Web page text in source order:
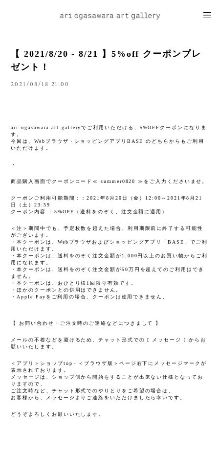
【 2021/8/20 - 8/21 】5%off クーポンプレ
ゼント！
2021/08/18 21:00
ari ogasawara art galleryでご利用いただける、5%OFFクーポンになりま
す。
今回は、Webブラウザ・ショッピングアプリBASE のどちらからもご利用
いただけます。
・
商品購入画面でクーポンコード≪ summer0820 ≫をご入力くださいませ。
クーポンご利用可能期間：：2021年8月20日（金）12:00～2021年8月21
日（土）23:59
クーポン内容 ：5%OFF（送料をのぞく、注文金額に適用）
＜注＞期間中でも、予定枚数を超えた場合、利用期限前に終了する可能性
がございます。
・本クーポンは、Webブラウザおよびショッピングアプリ「BASE」でご利
用いただけます。
・本クーポンは、送料をのぞく注文金額が1,000円以上のお買い物からご利
用になれます。
・本クーポンは、送料をのぞく注文金額が50万円を超えてのご利用はでき
ません。
・本クーポンは、おひとり様1回限り有効です。
・ほかのクーポンとの併用はできません。
・Apple Payをご利用の場合、クーポンは使用できません。
【 お問い合わせ・ご注文時のご連絡などにつきまして 】
メールの不着などを避けるため、チャット形式での [ メッセージ ] からお
願いいたします。
＜アプリ＞ショップtop・＜ブラウザ版＞ページ右下にメッセージマークが
表示されております。
メッセージは、ショップ側から開始をすることが出来ない仕様となってお
りますので、
ご注文時など、チャット形式でのやりとりをご希望の場合は、
お客様から、メッセージよりご連絡をいただけましたら幸いです。
どうぞよろしくお願いいたします。